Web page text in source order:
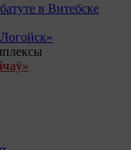
в Витебске